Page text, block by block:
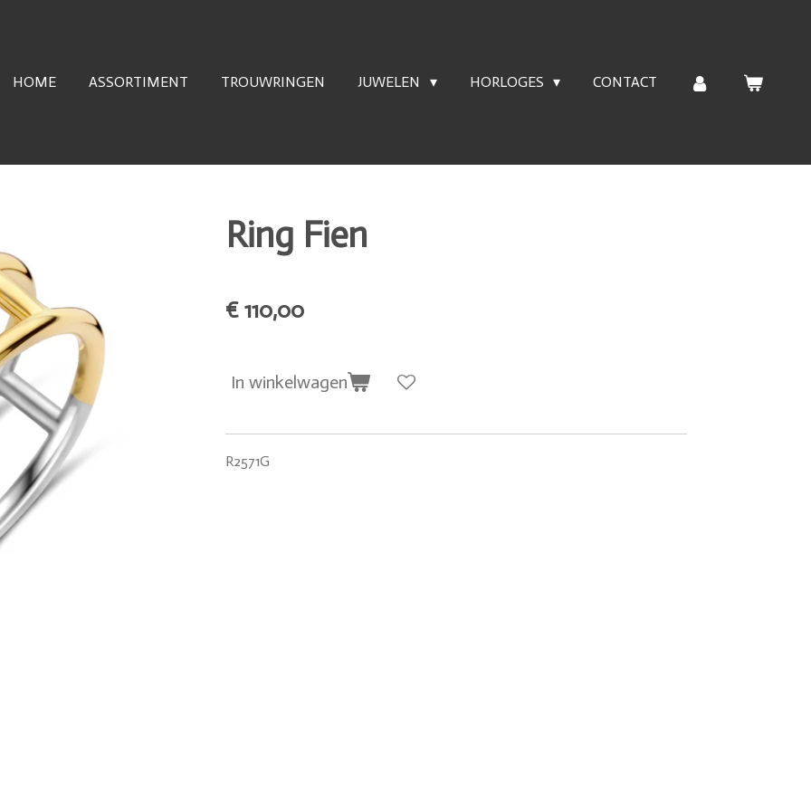
HOME ASSORTIMENT TROUWRINGEN JUWELEN HORLOGES CONTACT
Ring Fien
€ 110,00
In winkelwagen
R2571G